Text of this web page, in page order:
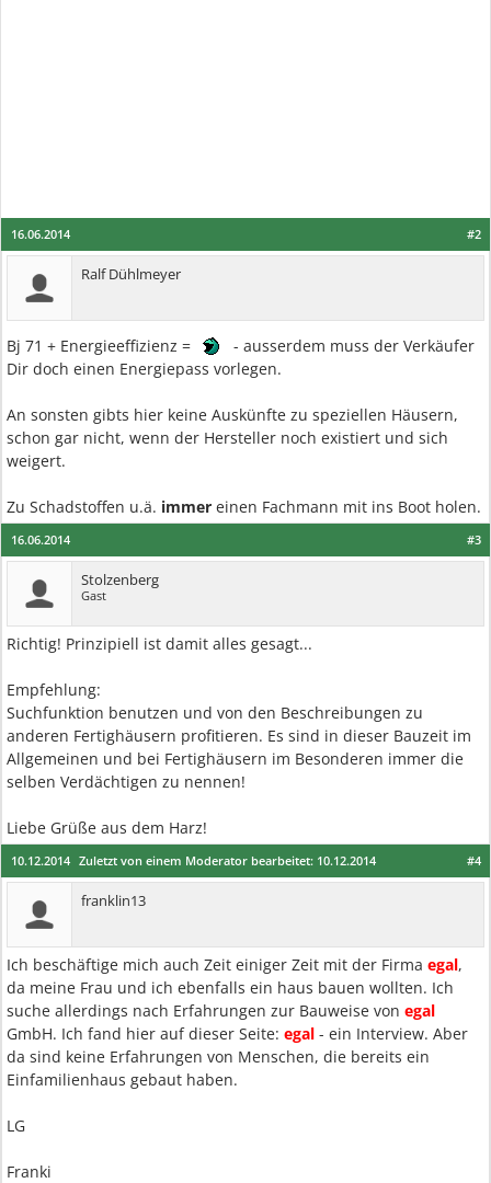
#2
16.06.2014
Ralf Dühlmeyer
Bj 71 + Energieeffizienz =
- ausserdem muss der Verkäufer
Dir doch einen Energiepass vorlegen.
An sonsten gibts hier keine Auskünfte zu speziellen Häusern,
schon gar nicht, wenn der Hersteller noch existiert und sich
weigert.
Zu Schadstoffen u.ä. immer einen Fachmann mit ins Boot holen.
#3
16.06.2014
Stolzenberg
Gast
Richtig! Prinzipiell ist damit alles gesagt...
Empfehlung:
Suchfunktion benutzen und von den Beschreibungen zu
anderen Fertighäusern profitieren. Es sind in dieser Bauzeit im
Allgemeinen und bei Fertighäusern im Besonderen immer die
selben Verdächtigen zu nennen!
Liebe Grüße aus dem Harz!
#4
10.12.2014 Zuletzt von einem Moderator bearbeitet: 10.12.2014
franklin13
Ich beschäftige mich auch Zeit einiger Zeit mit der Firma egal,
da meine Frau und ich ebenfalls ein haus bauen wollten. Ich
suche allerdings nach Erfahrungen zur Bauweise von egal
GmbH. Ich fand hier auf dieser Seite: egal - ein Interview. Aber
da sind keine Erfahrungen von Menschen, die bereits ein
Einfamilienhaus gebaut haben.
LG
Franki